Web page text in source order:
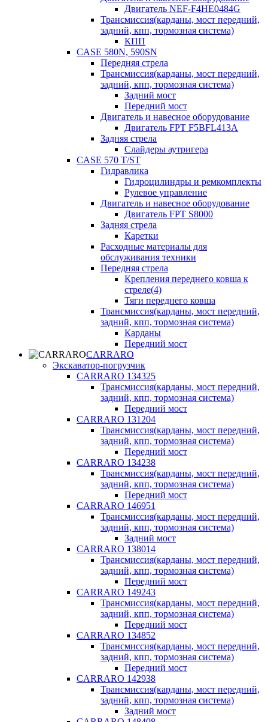
Двигатель NEF-F4HE0484G
Трансмиссия(карданы, мост передний,
задний, кпп, тормозная система)
КПП
CASE 580N, 590SN
Передняя стрела
Трансмиссия(карданы, мост передний,
задний, кпп, тормозная система)
Задний мост
Передний мост
Двигатель и навесное оборудование
Двигатель FPT F5BFL413A
Задняя стрела
Слайдеры аутригера
CASE 570 T/ST
Гидравлика
Гидроцилиндры и ремкомплекты
Рулевое управление
Двигатель и навесное оборудование
Двигатель FPT S8000
Задняя стрела
Каретки
Расходные материалы для
обслуживания техники
Передняя стрела
Крепления переднего ковша к
стреле(4)
Тяги переднего ковша
Трансмиссия(карданы, мост передний,
задний, кпп, тормозная система)
Карданы
Передний мост
CARRARO
Экскаватор-погрузчик
CARRARO 134325
Трансмиссия(карданы, мост передний,
задний, кпп, тормозная система)
Передний мост
CARRARO 131204
Трансмиссия(карданы, мост передний,
задний, кпп, тормозная система)
Передний мост
CARRARO 134238
Трансмиссия(карданы, мост передний,
задний, кпп, тормозная система)
Передний мост
CARRARO 146951
Трансмиссия(карданы, мост передний,
задний, кпп, тормозная система)
Задний мост
CARRARO 138014
Трансмиссия(карданы, мост передний,
задний, кпп, тормозная система)
Передний мост
CARRARO 149243
Трансмиссия(карданы, мост передний,
задний, кпп, тормозная система)
Передний мост
CARRARO 134852
Трансмиссия(карданы, мост передний,
задний, кпп, тормозная система)
Передний мост
CARRARO 142938
Трансмиссия(карданы, мост передний,
задний, кпп, тормозная система)
Задний мост